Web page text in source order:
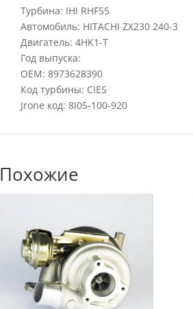
Турбина: IHI RHF55
Автомобиль: HITACHI ZX230 240-3
Двигатель: 4HK1-T
Год выпуска:
OEM: 8973628390
Код турбины: CIES
Jrone код: 8I05-100-920
Похожие